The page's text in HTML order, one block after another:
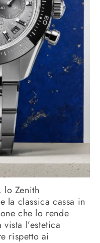
lo Zenith
la classica cassa in
che lo rende
l’estetica
rispetto ai